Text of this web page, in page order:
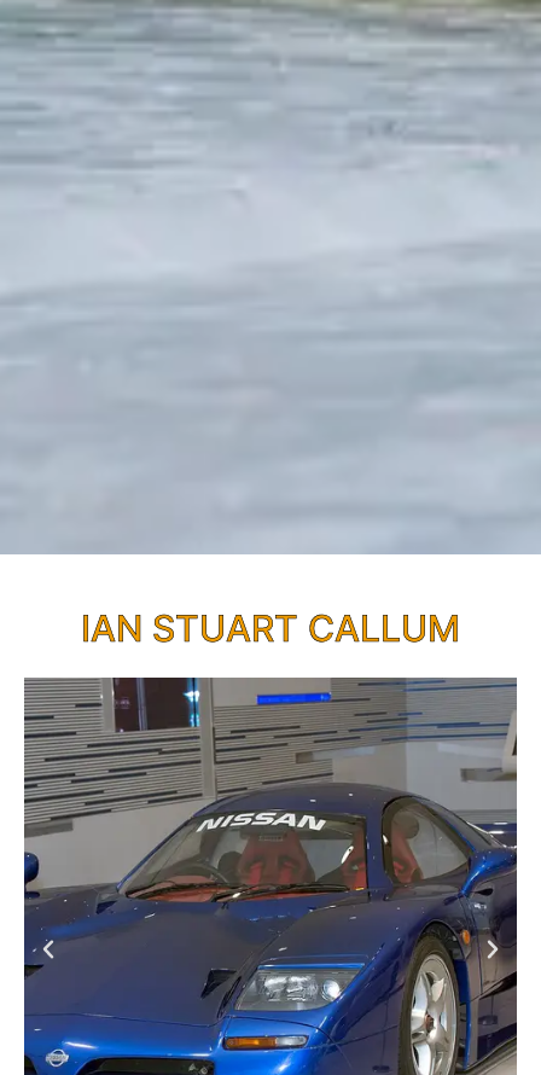
IAN STUART CALLUM